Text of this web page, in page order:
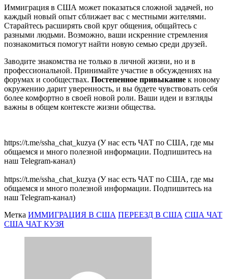
Иммиграция в США может показаться сложной задачей, но
каждый новый опыт сближает вас с местными жителями.
Старайтесь расширять свой круг общения, общайтесь с
разными людьми. Возможно, ваши искренние стремления
познакомиться помогут найти новую семью среди друзей.
Заводите знакомства не только в личной жизни, но и в
профессиональной. Принимайте участие в обсуждениях на
форумах и сообществах. Постепенное привыкание к новому
окружению дарит уверенность, и вы будете чувствовать себя
более комфортно в своей новой роли. Ваши идеи и взгляды
важны в общем контексте жизни общества.
https://t.me/ssha_chat_kuzya (У нас есть ЧАТ по США, где мы
общаемся и много полезной информации. Подпишитесь на
наш Telegram-канал)
https://t.me/ssha_chat_kuzya (У нас есть ЧАТ по США, где мы
общаемся и много полезной информации. Подпишитесь на
наш Telegram-канал)
Метка ИММИГРАЦИЯ В США ПЕРЕЕЗД В США США ЧАТ
США ЧАТ КУЗЯ